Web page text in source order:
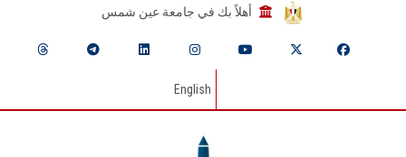
أهلاً بك في جامعة عين شمس
English